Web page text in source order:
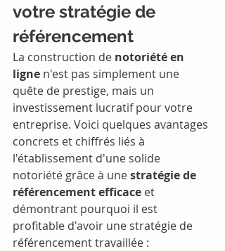
votre stratégie de
référencement
La construction de notoriété en
ligne n'est pas simplement une
quête de prestige, mais un
investissement lucratif pour votre
entreprise. Voici quelques avantages
concrets et chiffrés liés à
l'établissement d'une solide
notoriété grâce à une stratégie de
référencement efficace et
démontrant pourquoi il est
profitable d'avoir une stratégie de
référencement travaillée :